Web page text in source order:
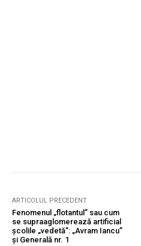
ARTICOLUL PRECEDENT
Fenomenul „flotantul” sau cum
se supraaglomerează artificial
școlile „vedetă”: „Avram Iancu”
și Generală nr. 1